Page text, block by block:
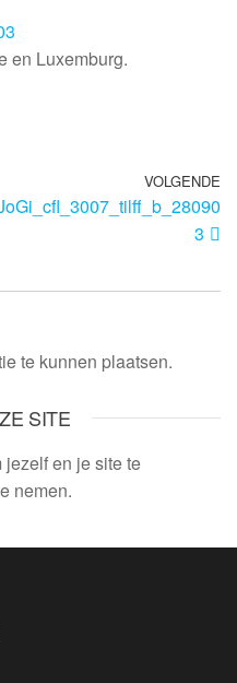
en Luxemburg.
VOLGENDE
3
te kunnen plaatsen.
SITE
en je site te
nemen.